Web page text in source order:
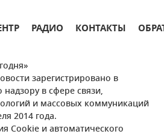
РАДИО КОНТАКТЫ
зарегистрировано в
в сфере связи,
и массовых коммуникаций
2014 года.
Cookie и автоматического